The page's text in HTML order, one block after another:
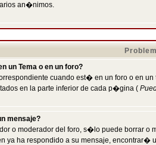
an�nimos.
un Tema o en un foro?
cuando est� en un foro o en
en la parte inferior de cada p�gina (
mensaje?
o moderador del foro, s�lo puede borrar o
ya ha respondido a su mensaje, encontrar�